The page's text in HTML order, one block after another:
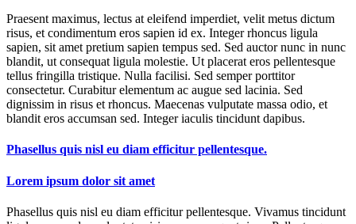
Praesent maximus, lectus at eleifend imperdiet, velit metus dictum
risus, et condimentum eros sapien id ex. Integer rhoncus ligula
sapien, sit amet pretium sapien tempus sed. Sed auctor nunc in nunc
blandit, ut consequat ligula molestie. Ut placerat eros pellentesque
tellus fringilla tristique. Nulla facilisi. Sed semper porttitor
consectetur. Curabitur elementum ac augue sed lacinia. Sed
dignissim in risus et rhoncus. Maecenas vulputate massa odio, et
blandit eros accumsan sed. Integer iaculis tincidunt dapibus.
Phasellus quis nisl eu diam efficitur pellentesque.
Lorem ipsum dolor sit amet
Phasellus quis nisl eu diam efficitur pellentesque. Vivamus tincidunt